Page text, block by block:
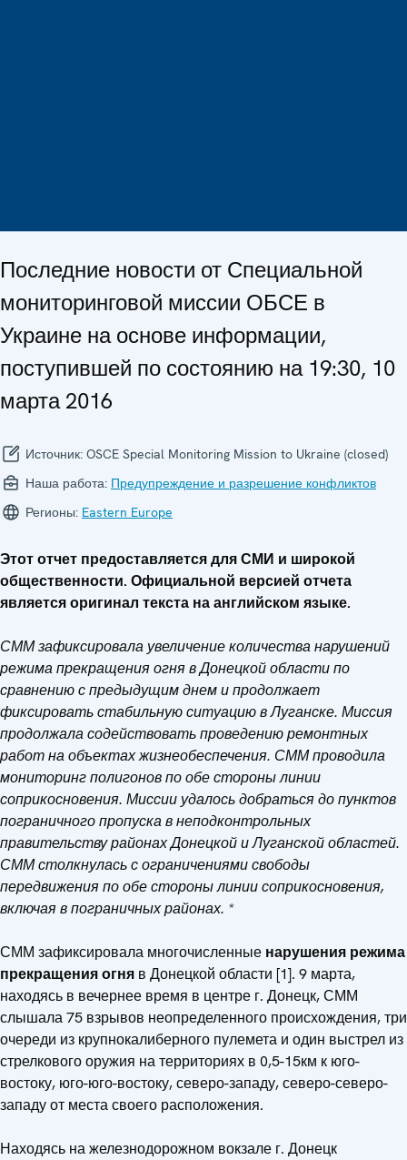
Последние новости от Специальной
мониторинговой миссии ОБСЕ в
Украине на основе информации,
поступившей по состоянию на 19:30, 10
марта 2016
Источник: OSCE Special Monitoring Mission to Ukraine (closed)
Наша работа: Предупреждение и разрешение конфликтов
Регионы: Eastern Europe
Этот отчет предоставляется для СМИ и широкой
общественности. Официальной версией отчета
является оригинал текста на английском языке.
СММ зафиксировала увеличение количества нарушений
режима прекращения огня в Донецкой области по
сравнению с предыдущим днем и продолжает
фиксировать стабильную ситуацию в Луганске. Миссия
продолжала содействовать проведению ремонтных
работ на объектах жизнеобеспечения. СММ проводила
мониторинг полигонов по обе стороны линии
соприкосновения. Миссии удалось добраться до пунктов
пограничного пропуска в неподконтрольных
правительству районах Донецкой и Луганской областей.
СММ столкнулась с ограничениями свободы
передвижения по обе стороны линии соприкосновения,
включая в пограничных районах. *
СММ зафиксировала многочисленные нарушения режима
прекращения огня в Донецкой области [1]. 9 марта,
находясь в вечернее время в центре г. Донецк, СММ
слышала 75 взрывов неопределенного происхождения, три
очереди из крупнокалиберного пулемета и один выстрел из
стрелкового оружия на территориях в 0,5-15км к юго-
востоку, юго-юго-востоку, северо-западу, северо-северо-
западу от места своего расположения.
Находясь на железнодорожном вокзале г. Донецк